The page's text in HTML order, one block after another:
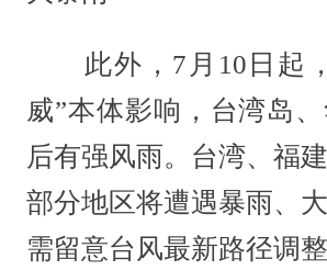
此外，7月10日起，
威”本体影响，台湾岛
后有强风雨。台湾、福
部分地区将遭遇暴雨、
需留意台风最新路径调